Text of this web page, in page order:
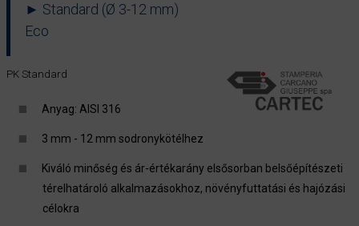
► Standard (Ø 3-12 mm)
Eco
PK Standard
Anyag: AISI 316
3 mm - 12 mm sodronykötélhez
Kiváló minőség és ár-értékarány elsősorban belsőépítészeti
térelhatároló alkalmazásokhoz, növényfuttatási és hajózási
célokra